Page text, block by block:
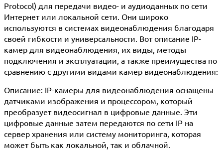
Protocol) для передачи видео- и аудиоданных по сети
Интернет или локальной сети. Они широко
используются в системах видеонаблюдения благодаря
своей гибкости и универсальности. Вот описание IP-
камер для видеонаблюдения, их виды, методы
подключения и эксплуатации, а также преимущества по
сравнению с другими видами камер видеонаблюдения:
Описание: IP-камеры для видеонаблюдения оснащены
датчиками изображения и процессором, который
преобразует видеосигнал в цифровые данные. Эти
цифровые данные затем передаются по сети IP на
сервер хранения или систему мониторинга, которая
может быть как локальной, так и облачной.